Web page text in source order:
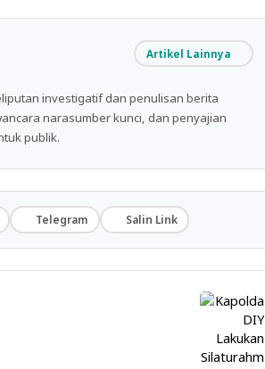
Artikel Lainnya
investigatif dan penulisan berita
narasumber kunci, dan penyajian
publik.
Telegram Salin Link